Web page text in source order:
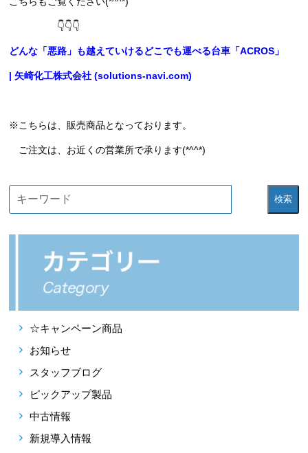
👇👇👇
どんな「悪路」も越えていけるどこでも運べる台車「ACROS」
| 矢崎化工株式会社 (solutions-navi.com)
※こちらは、販売商品となっております。
ご注文は、お近くの営業所で承ります(*^^*)
検索
☆キャンペーン商品
お知らせ
スタッフブログ
ピックアップ製品
中古情報
新規導入情報